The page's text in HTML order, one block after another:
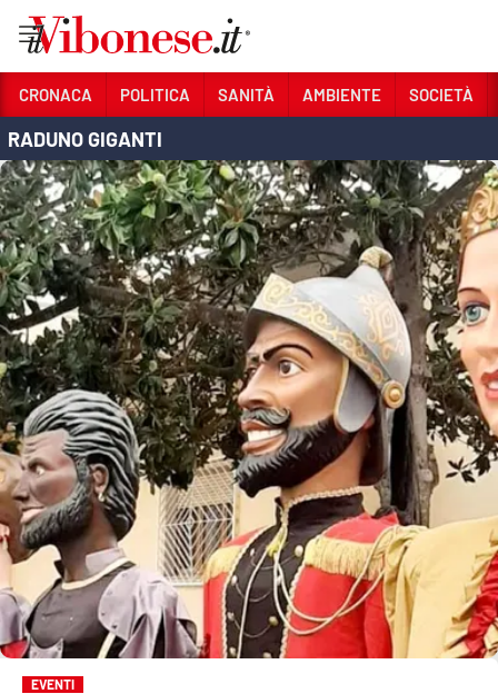
Sezioni
CRONACA
POLITICA
SANITÀ
AMBIENTE
SOCIETÀ
CULTURA
ECONOMIA E LAVORO
EVENTI
SPORT
Streaming
LAC TV
CRONACA POLITICA SANITÀ AMBIENTE SOCIETÀ
RADUNO GIGANTI
EVENTI